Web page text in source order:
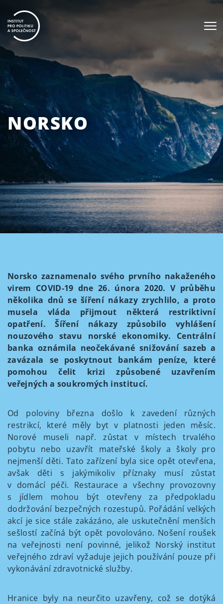
NORSKO
Norsko zaznamenalo svého prvního nakaženého
virem COVID-19 dne 26. února 2020. V průběhu
několika dnů se šíření nákazy zrychlilo, a proto
musela vláda přijmout některá restriktivní
opatření. Šíření nákazy způsobilo vyhlášení
nouzového stavu norské ekonomiky. Centrální
banka oznámila neočekávané snižování sazeb a
zavázala se poskytnout bankám peníze, které
pomohou čelit krizi způsobené uzavřením
veřejných a soukromých institucí.
Od poloviny března došlo k zavedení různých
restrikcí, které měly byt v platnosti jeden měsíc.
Norové museli např. zůstat v místech trvalého
pobytu nebo uzavřít mateřské školy a školy pro
nejmenší děti. Tato zařízení byla sice opět otevřena,
avšak děti s jakýmikoliv příznaky musí zůstat
v domácí péči. Restaurace a všechny provozovny
s jídlem mohou být otevřeny za předpokladu
dodržování bezpečných rozestupů. Pořádání velkých
akcí je sice stále zakázáno, ale uskutečnění menších
sešlostí začíná být opět povolováno. Nošení roušek
na veřejnosti není povinné, jelikož Norský institut
veřejného zdraví vyžaduje jejich používání pouze při
vykonávání zdravotnické služby.
Hranice byly na neurčito uzavřeny, což se dotýká